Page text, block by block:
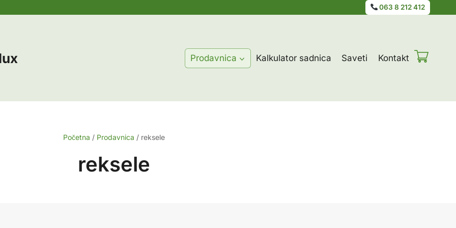
063 8 212 412
Prodavnica Kalkulator sadnica Saveti Kontakt
Početna / Prodavnica / reksele
reksele